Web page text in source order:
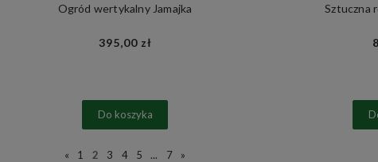
Ogród wertykalny Jamajka
395,00 zł
Do koszyka
Sztuczna
« 1 2 3 4 5 ... 7 »